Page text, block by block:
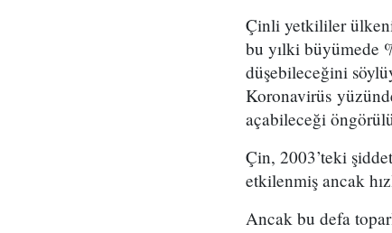
Çinli yetkililer
bu yılki büyümede
düşebileceğini
Koronavirüs
açabileceği
Çin, 2003’teki
etkilenmiş ancak
Ancak bu defa